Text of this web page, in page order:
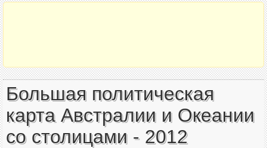
Большая политическая
карта Австралии и Океании
со столицами - 2012